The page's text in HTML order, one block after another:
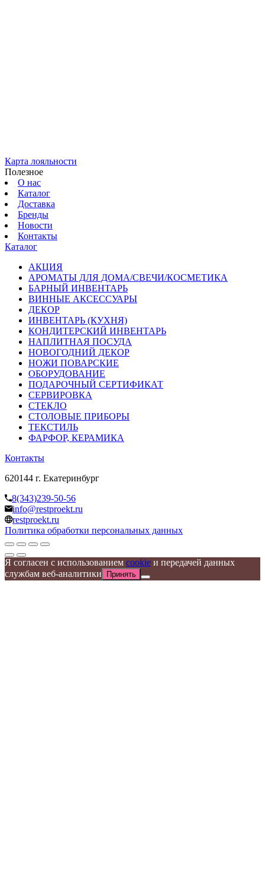
Карта лояльности
Полезное
О нас
Каталог
Доставка
Бренды
Новости
Контакты
Каталог
АКЦИЯ
АРОМАТЫ ДЛЯ ДОМА/СВЕЧИ/КОСМЕТИКА
БАРНЫЙ ИНВЕНТАРЬ
ВИННЫЕ АКСЕССУАРЫ
ДЕКОР
ИНВЕНТАРЬ (КУХНЯ)
КОНДИТЕРСКИЙ ИНВЕНТАРЬ
НАПЛИТНАЯ ПОСУДА
НОВОГОДНИЙ ДЕКОР
НОЖИ ПОВАРСКИЕ
ОБОРУДОВАНИЕ
ПОДАРОЧНЫЙ СЕРТИФИКАТ
СЕРВИРОВКА
СТЕКЛО
СТОЛОВЫЕ ПРИБОРЫ
ТЕКСТИЛЬ
ФАРФОР, КЕРАМИКА
Контакты
620144 г. Екатеринбург
8(343)239-50-56
info@restproekt.ru
restproekt.ru
Политика обработки персональных данных
Я согласен с использованием cookie и передачей данных
службам веб-аналитики
Принять